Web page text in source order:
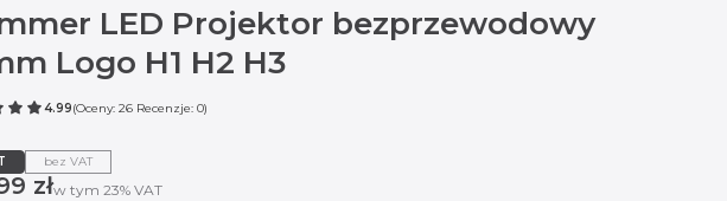
LED Projektor bezprzewodowy
Logo H1 H2 H3
4.99(Oceny: 26 Recenzje: 0)
bez VAT
złw tym 23% VAT
w tym 23% VAT